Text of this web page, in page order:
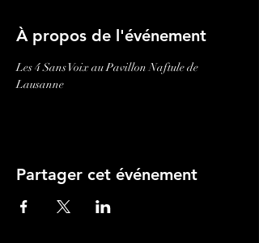
À propos de l'événement
Les 4 Sans Voix au Pavillon Naftule de
Lausanne
Partager cet événement